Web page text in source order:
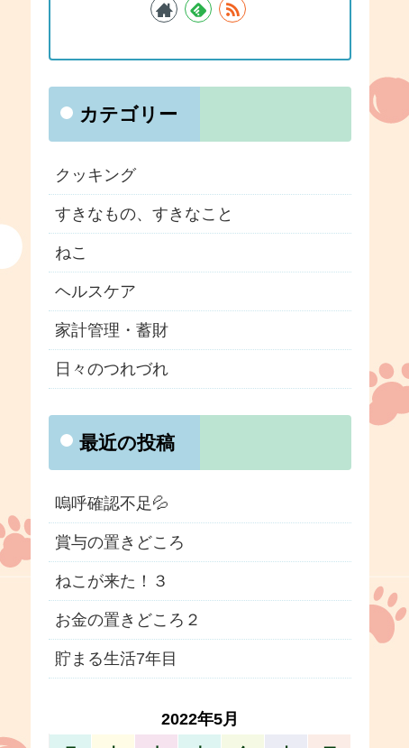
カテゴリー
クッキング
すきなもの、すきなこと
ねこ
ヘルスケア
家計管理・蓄財
日々のつれづれ
最近の投稿
嗚呼確認不足💦
賞与の置きどころ
ねこが来た！３
お金の置きどころ２
貯まる生活7年目
2022年5月